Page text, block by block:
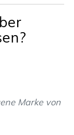
Marke von